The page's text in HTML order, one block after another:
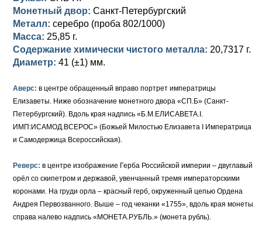
Памятные и донативные
Для Грузии
Русско-Польские
Для Польши
Для Грузии
Для Польши
Серебро
Медь
Серебро
Медь
Для Молдавии и Валахии
Таврические монеты
Петр III (1762)
Елизавета I (1741-1762)
Золото
Медь
Для Пруссии
Иоанн Антонович (1740-1741)
Петр II (1727-1730)
Екатерина I (1725-1727)
Медь
Монетный двор: Санкт-Петербургский
Металл: серебро (проба 802/1000)
Масса: 25,85 г.
Содержание химически чистого металла: 20,7317 г.
Диаметр: 41 (±1) мм.
Аверс: в центре обращенный вправо портрет императрицы
Елизаветы. Ниже обозначение монетного двора «СП.Б» (Санкт-
Петербургский). Вдоль края надпись «Б.М.ЕЛИСАВЕТА.I.
ИМП:ИСАМОД.ВСЕРОС» (Божьей Милостью Елизавета I Императрица
и Самодержица Всероссийская).
Реверс: в центре изображение Герба Российской империи – двуглавый
орёл со скипетром и державой, увенчанный тремя императорскими
коронами. На груди орла – красный герб, окруженный цепью Ордена
Андрея Первозванного. Выше – год чеканки «1755», вдоль края монеты
справа налево надпись «МОНЕТА.РУБЛЬ.» (монета рубль).